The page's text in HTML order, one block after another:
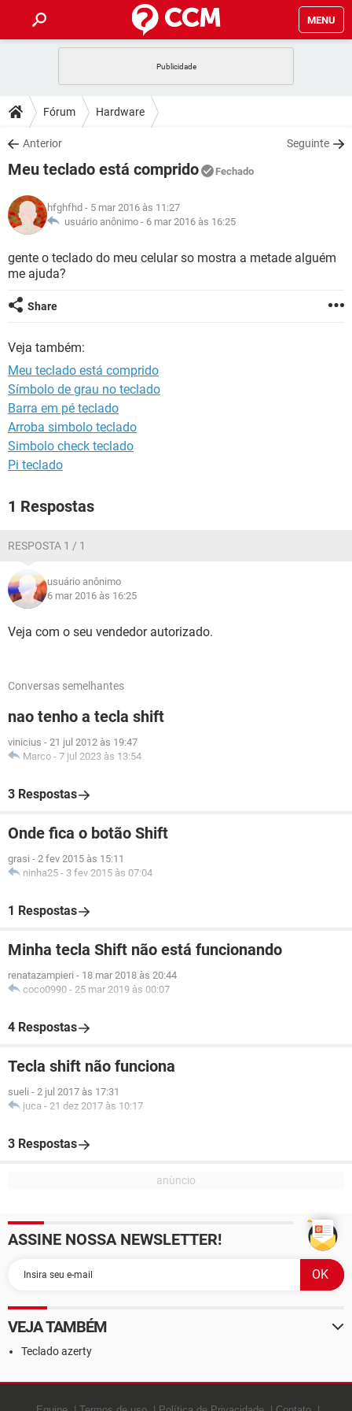
MENU
CELULAR
OUTLOOK
INSTAGRAM GMAIL
GUIA DE COMPRAS
DICAS
JOGOS
INSTAGRAM
GUIA DE COMPRAS
DOWNLOADS
JOGOS WHATSAPP
CELULAR
OUTLOOK EXCEL
GUIA DE COMPRAS
JOGOS
CELULAR
OUTLOOK EXCEL
GLOSSÁRIO
CELULAR
OUTLOOK
GUIA DE COMPRAS
Fórum Hardware
Anterior Seguinte
Meu teclado está comprido Fechado
hfghfhd - 5 mar 2016 às 11:27
usuário anônimo - 6 mar 2016 às 16:25
gente o teclado do meu celular so mostra a metade alguém
me ajuda?
Share
Veja também:
Meu teclado está comprido
Símbolo de grau no teclado
Barra em pé teclado
Arroba simbolo teclado
Simbolo check teclado
Pi teclado
1 Respostas
RESPOSTA 1 / 1
usuário anônimo
6 mar 2016 às 16:25
Veja com o seu vendedor autorizado.
Conversas semelhantes
nao tenho a tecla shift
vinicius - 21 jul 2012 às 19:47
Marco - 7 jul 2023 às 13:54
3 Respostas
Onde fica o botão Shift
grasi - 2 fev 2015 às 15:11
ninha25 - 3 fev 2015 às 07:04
1 Respostas
Minha tecla Shift não está funcionando
renatazampieri - 18 mar 2018 às 20:44
coco0990 - 25 mar 2019 às 00:07
4 Respostas
Tecla shift não funciona
sueli - 2 jul 2017 às 17:31
juca - 21 dez 2017 às 10:17
3 Respostas
ASSINE NOSSA NEWSLETTER!
VEJA TAMBÉM
Teclado azerty